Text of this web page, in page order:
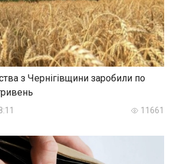
з Чернігівщини заробили по
11661